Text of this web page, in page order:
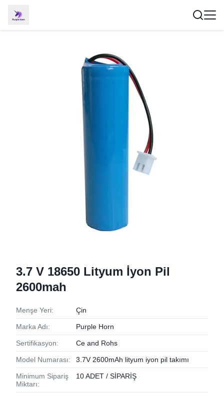
3.7 V 18650 Lityum İyon Pil
2600mah
Menşe Yeri: Çin
Marka Adı: Purple Horn
Sertifikasyon: Ce and Rohs
Model Numarası: 3.7V 2600mAh lityum iyon pil takımı
Minimum Sipariş
Miktarı:
10 ADET / SİPARİŞ